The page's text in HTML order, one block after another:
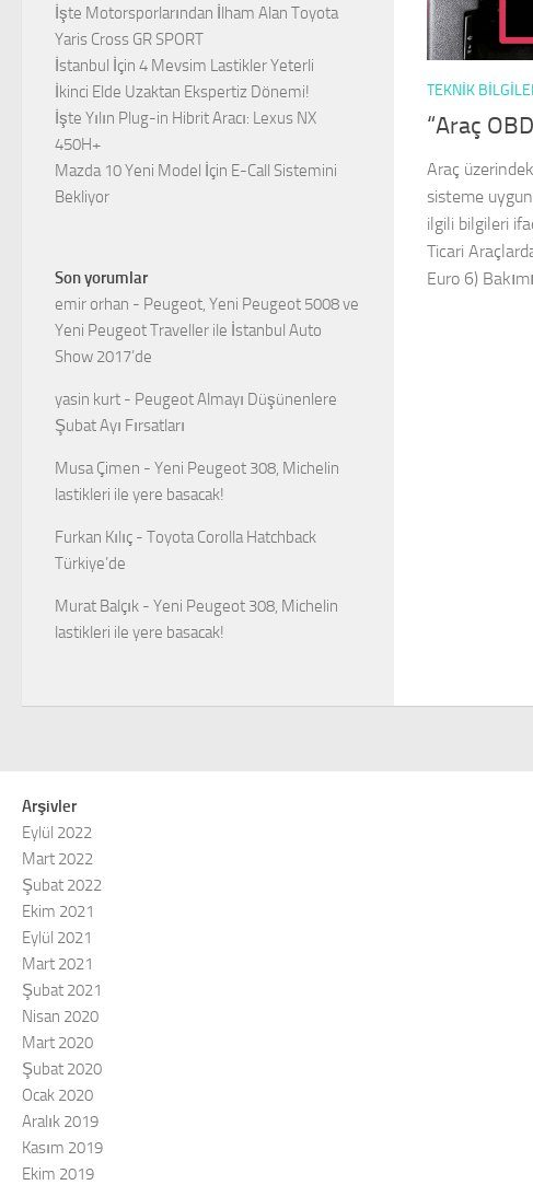
TEKNIK
“Araç
Araç
sisteme
ilgili bilgileri
Ticari
Euro 6)
İşte Motorsporlarından İlham Alan Toyota
Yaris Cross GR SPORT
İstanbul İçin 4 Mevsim Lastikler Yeterli
İkinci Elde Uzaktan Ekspertiz Dönemi!
İşte Yılın Plug-in Hibrit Aracı: Lexus NX
450H+
Mazda 10 Yeni Model İçin E-Call Sistemini
Bekliyor
Son yorumlar
emir orhan - Peugeot, Yeni Peugeot 5008 ve
Yeni Peugeot Traveller ile İstanbul Auto
Show 2017’de
yasin kurt - Peugeot Almayı Düşünenlere
Şubat Ayı Fırsatları
Musa Çimen - Yeni Peugeot 308, Michelin
lastikleri ile yere basacak!
Furkan Kılıç - Toyota Corolla Hatchback
Türkiye’de
Murat Balçık - Yeni Peugeot 308, Michelin
lastikleri ile yere basacak!
Arşivler
Eylül 2022
Mart 2022
Şubat 2022
Ekim 2021
Eylül 2021
Mart 2021
Şubat 2021
Nisan 2020
Mart 2020
Şubat 2020
Ocak 2020
Aralık 2019
Kasım 2019
Ekim 2019